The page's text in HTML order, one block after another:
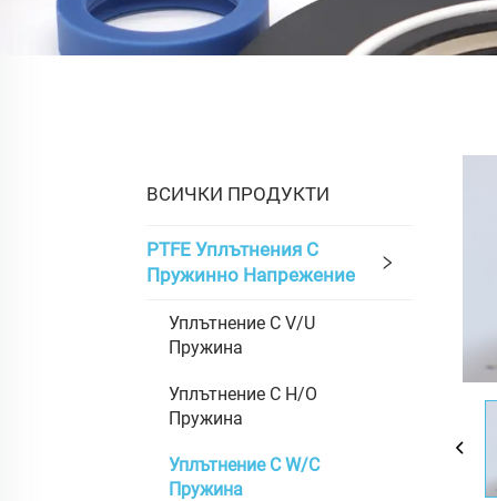
ВСИЧКИ ПРОДУКТИ
PTFE Уплътнения С
Пружинно Напрежение
Уплътнение С V/U
Пружина
Уплътнение С H/O
Пружина
Уплътнение С W/C
Пружина